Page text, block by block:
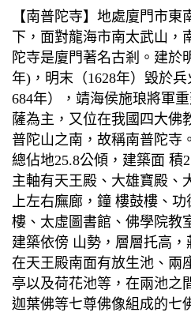
【南普陀寺】地處廈門市
下，面對龍海市南太武山
陀寺是廈門著名古剎。建於
年)，明末（1628年）毀於
684年），靖海侯施琅將軍
薩為主，又位在我國四大佛
普陀山之南，故稱南普陀寺
總佔地25.8公傾，建築面 積
主軸有天王殿、大雄寶殿、
上左右廡廊，鐘 樓鼓樓、
樓、太虛圖書館、佛學院教
建築依傍 山勢，層層托高，
在天王殿南面有放生池、兩
亭以及荷花池等，在兩池之
迦葉佛等七尊佛像組成的七